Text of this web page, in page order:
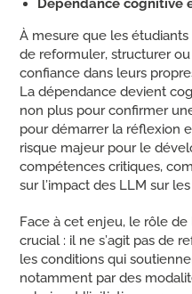
Dépendance cognitive
À mesure que les étudiants
de reformuler, structurer
confiance dans leurs
La dépendance devient
non plus pour confirmer
pour démarrer la réflexion
risque majeur pour le
compétences critiques,
sur l’impact des LLM sur
Face à cet enjeu, le rôle
crucial : il ne s’agit pas de
les conditions qui
notamment par des